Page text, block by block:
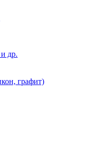
др.
графит)